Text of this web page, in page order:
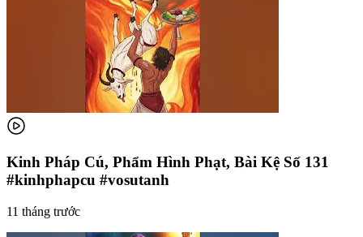
Kinh Pháp Cú, Phẩm Hình Phạt, Bài Kệ Số 131
#kinhphapcu #vosutanh
11 tháng trước